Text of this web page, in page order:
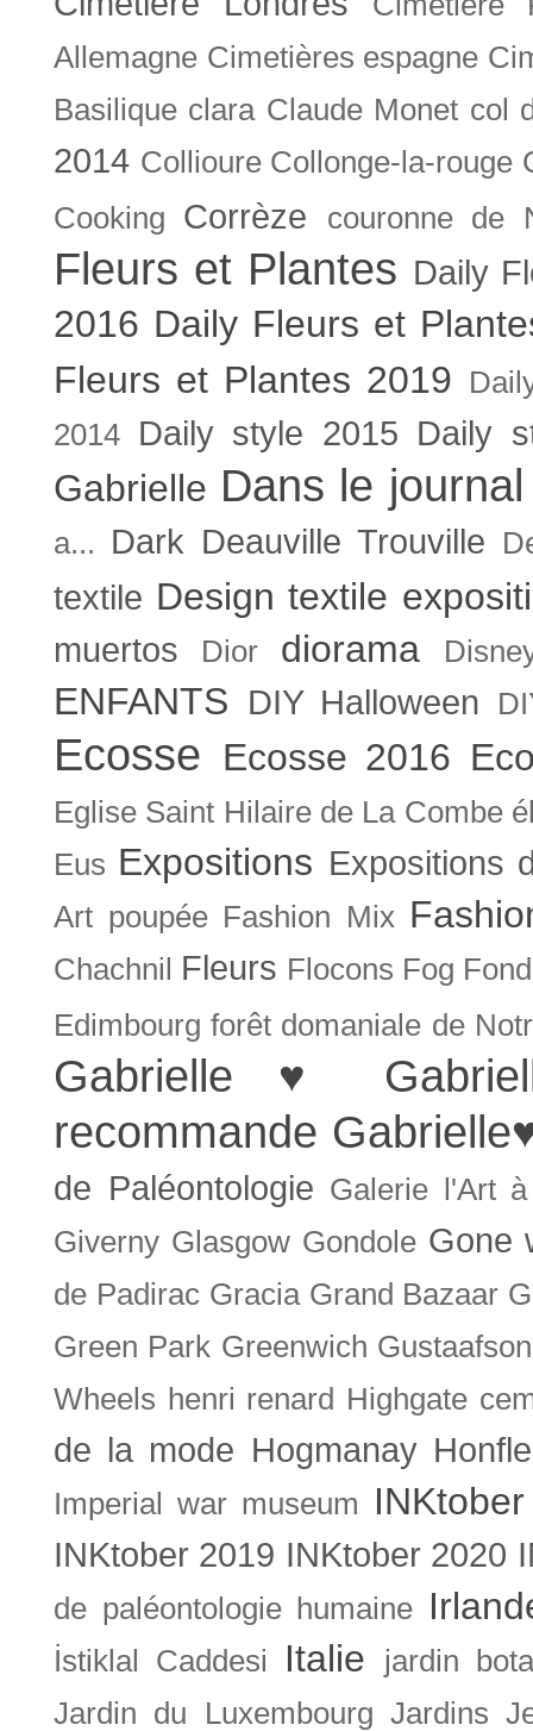
Allemagne Cimetières espagne
Basilique clara Claude Monet col
2014 Collioure Collonge-la-rouge
Cooking
Corrèze couronne de
Fleurs et Plantes Daily
2016 Daily Fleurs et
Fleurs et Plantes 2019
2014
Daily style 2015 Daily
Gabrielle Dans le journal
a... Dark Deauville Trouville
textile Design textile
muertos Dior diorama
ENFANTS DIY Halloween
Ecosse Ecosse 2016
Eglise Saint Hilaire de La Combe
Eus Expositions Expositions
Art poupée Fashion Mix
Chachnil Fleurs Flocons Fog
Edimbourg forêt domaniale de
Gabrielle ♥
recommande
de Paléontologie Galerie l'Art
Giverny Glasgow Gondole Gone
de Padirac Gracia Grand Bazaar
Green Park Greenwich Gustaafson
Wheels henri renard Highgate
de la mode Hogmanay
Imperial war museum INKtober
INKtober 2019 INKtober 2020
de paléontologie humaine
İstiklal Caddesi Italie
jardin
Jardin du Luxembourg Jardins